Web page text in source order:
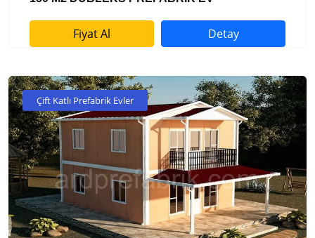
Fiyat Al Detay
Çift Katlı Prefabrik Evler